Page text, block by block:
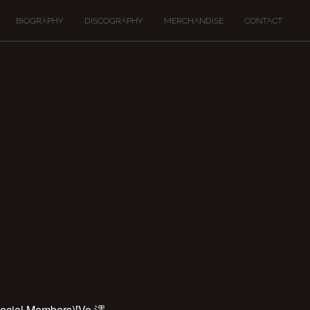
BIOGRAPHY DISCOGRAPHY MERCHANDISE CONTACT